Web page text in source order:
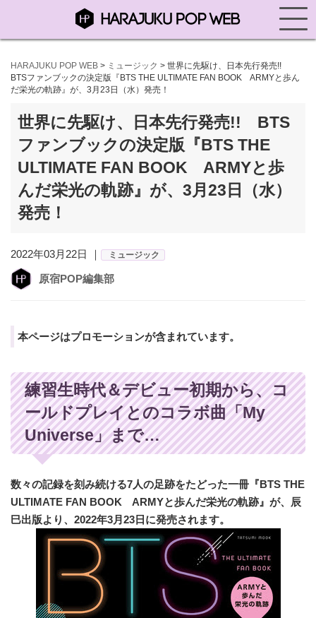
HARAJUKU POP WEB > ミュージック > 世界に先駆け、日本先行発売!!
BTSファンブックの決定版『BTS THE ULTIMATE FAN BOOK ARMYと歩ん
だ栄光の軌跡』が、3月23日（水）発売！
世界に先駆け、日本先行発売!! BTS
ファンブックの決定版『BTS THE
ULTIMATE FAN BOOK ARMYと歩
んだ栄光の軌跡』が、3月23日（水）
発売！
2022年03月22日 ｜ ミュージック
原宿POP編集部
本ページはプロモーションが含まれています。
練習生時代＆デビュー初期から、コ
ールドプレイとのコラボ曲「My
Universe」まで…
数々の記録を刻み続ける7人の足跡をたどった一冊『BTS THE
ULTIMATE FAN BOOK ARMYと歩んだ栄光の軌跡』が、辰
巳出版より、2022年3月23日に発売されます。